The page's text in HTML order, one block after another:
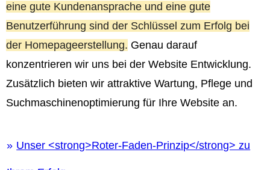
eine gute Kundenansprache und eine gute
Benutzerführung sind der Schlüssel zum Erfolg bei
der Homepageerstellung. Genau darauf
konzentrieren wir uns bei der Website Entwicklung.
Zusätzlich bieten wir attraktive Wartung, Pflege und
Suchmaschinenoptimierung für Ihre Website an.
Unser <strong>Roter-Faden-Prinzip</strong> zu